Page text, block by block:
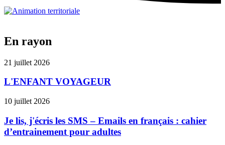
En rayon
21 juillet 2026
L'ENFANT VOYAGEUR
10 juillet 2026
Je lis, j'écris les SMS – Emails en français : cahier
d’entrainement pour adultes